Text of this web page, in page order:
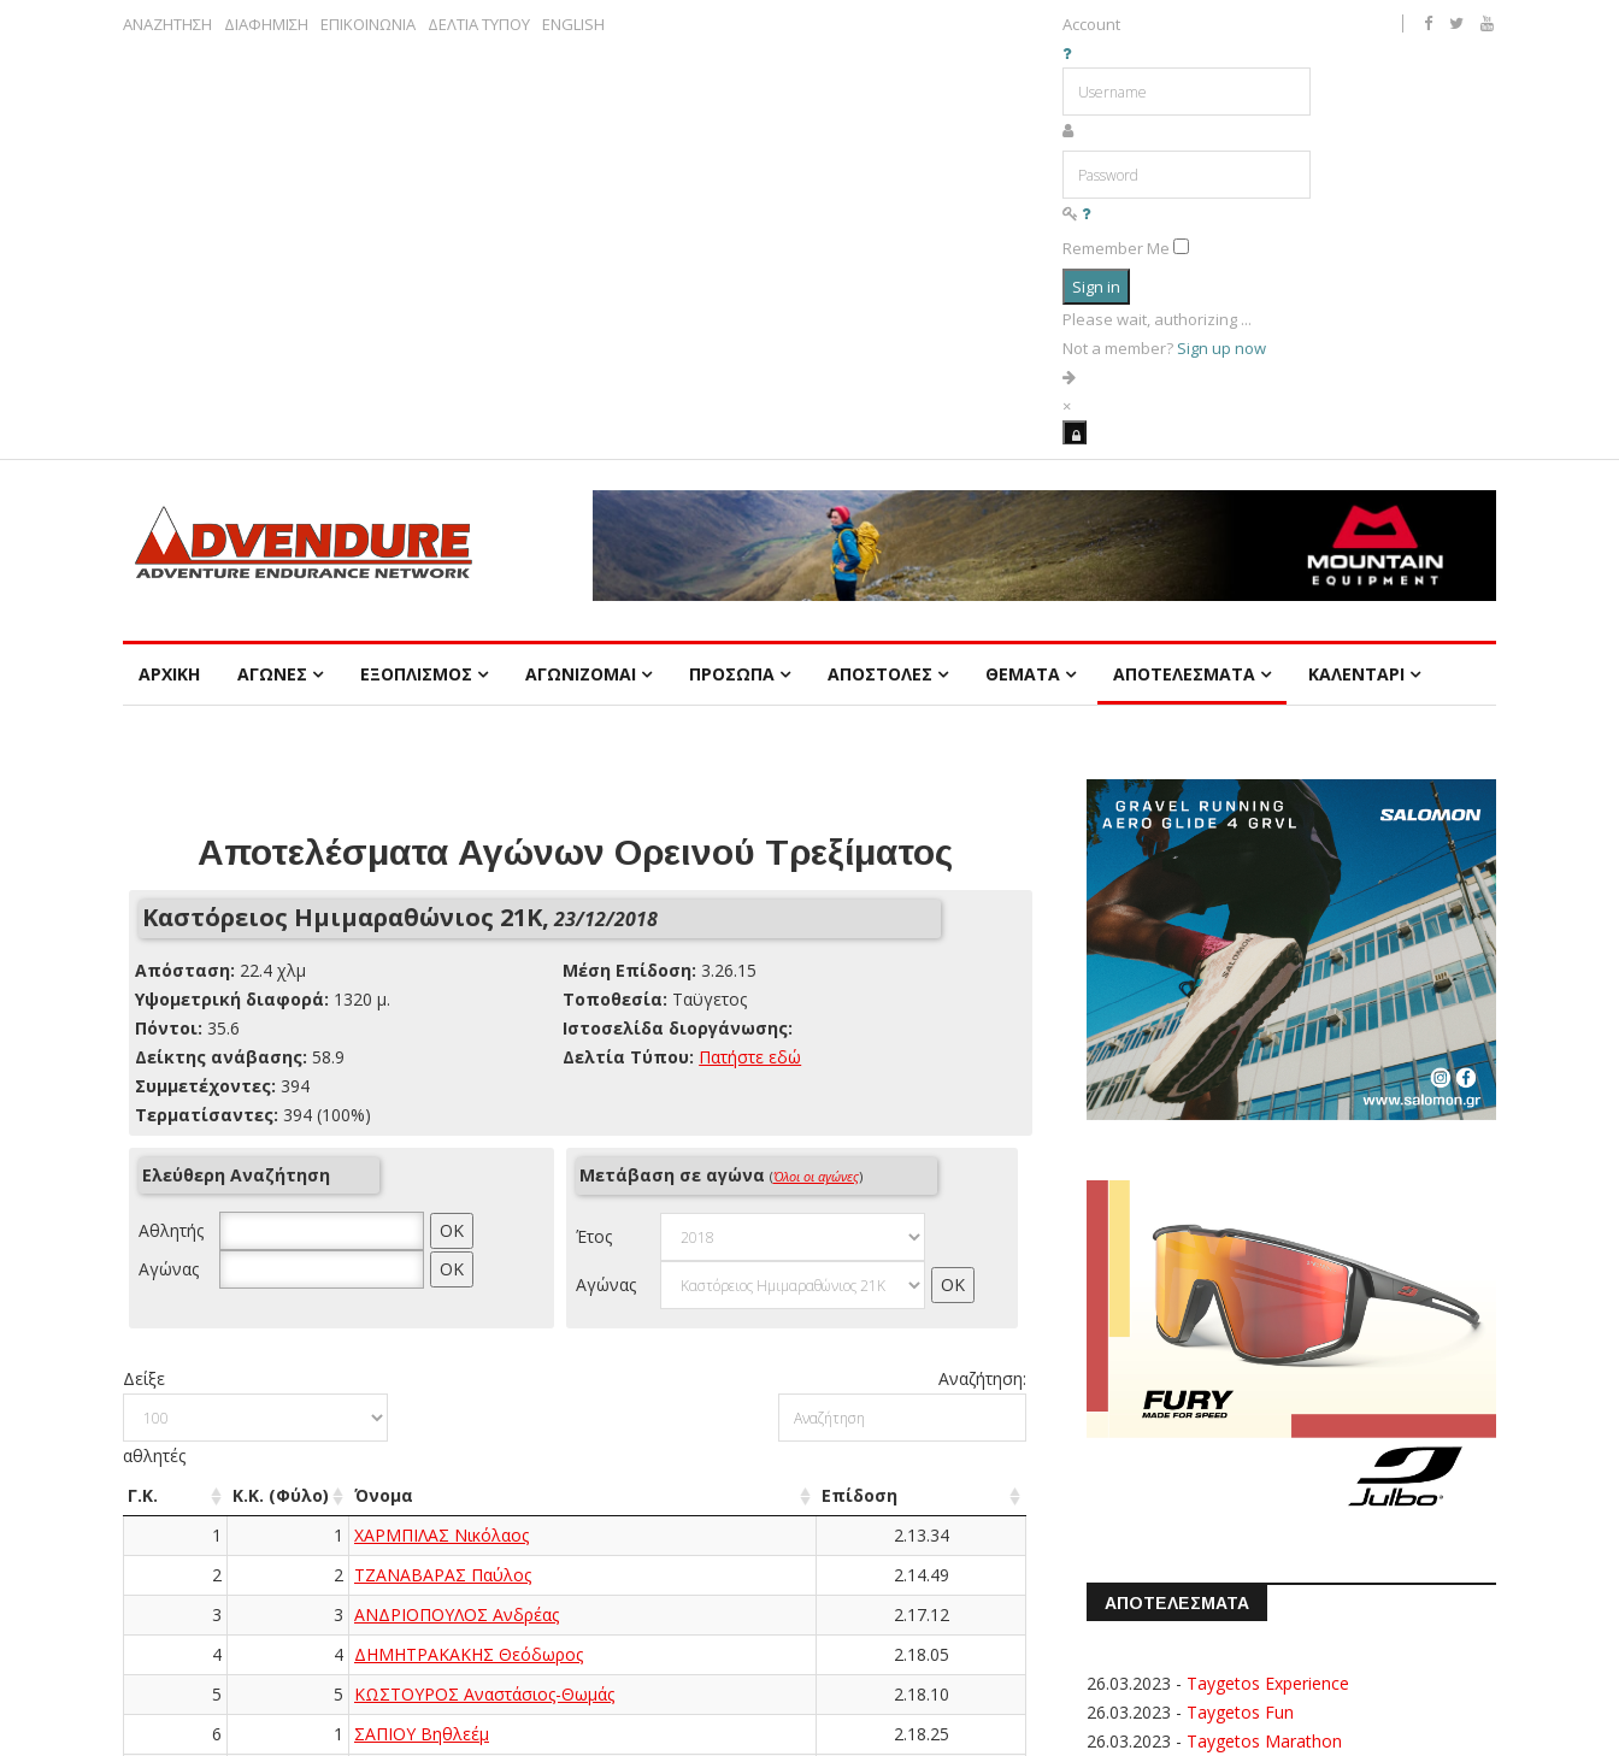
ΑΝΑΖΗΤΗΣΗ ΔΙΑΦΗΜΙΣΗ ΕΠΙΚΟΙΝΩΝΙΑ ΔΕΛΤΙΑ ΤΥΠΟΥ ENGLISH Account
Remember Me
Sign in
Please wait, authorizing ...
Not a member? Sign up now
×
ΑΡΧΙΚΗ ΑΓΩΝΕΣ ΕΞΟΠΛΙΣΜΟΣ ΑΓΩΝΙΖΟΜΑΙ ΠΡΟΣΩΠΑ ΑΠΟΣΤΟΛΕΣ ΘΕΜΑΤΑ ΑΠΟΤΕΛΕΣΜΑΤΑ ΚΑΛΕΝΤΑΡΙ
Αποτελέσματα Αγώνων Ορεινού Τρεξίματος
Καστόρειος Ημιμαραθώνιος 21Κ,23/12/2018
Απόσταση: 22.4 χλμ
Yψομετρική διαφορά: 1320 μ.
Πόντοι: 35.6
Δείκτης ανάβασης: 58.9
Συμμετέχοντες: 394
Τερματίσαντες: 394 (100%)
Μέση Επίδοση: 3.26.15
Τοποθεσία: Ταϋγετος
Ιστοσελίδα διοργάνωσης:
Δελτία Τύπου: Πατήστε εδώ
Ελεύθερη Αναζήτηση
Αθλητής
Αγώνας
Μετάβαση σε αγώνα (Όλοι οι αγώνες)
Έτος
Αγώνας
Δείξε
αθλητές
Αναζήτηση:
Γ.Κ. Κ.Κ. (Φύλο) Όνομα
Επίδοση
1
1 ΧΑΡΜΠΙΛΑΣ Νικόλαος
2.13.34
2
2 ΤΖΑΝΑΒΑΡΑΣ Παύλος
2.14.49
3
3 ΑΝΔΡΙΟΠΟΥΛΟΣ Ανδρέας
2.17.12
4
4 ΔΗΜΗΤΡΑΚΑΚΗΣ Θεόδωρος
2.18.05
5
5 ΚΩΣΤΟΥΡΟΣ Αναστάσιος-Θωμάς
2.18.10
6
1 ΣΑΠΙΟΥ Βηθλεέμ
2.18.25
ΑΠΟΤΕΛΕΣΜΑΤΑ
26.03.2023 - Taygetos Experience
26.03.2023 - Taygetos Fun
26.03.2023 - Taygetos Marathon